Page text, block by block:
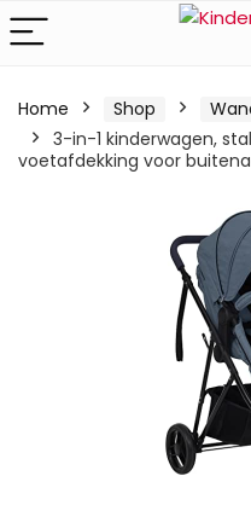
Home Shop
3-in-1 kinderwagen,
voetafdekking voor